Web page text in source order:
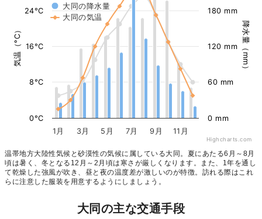
気温（°C） 降水量（mm）
大同の降水量
大同の気温
1月 3月 5月 7月 9月 11月
0°C
8°C
16°C
24°C
0 mm
60 mm
120 mm
180 mm
Highcharts.com
温帯地方大陸性気候と砂漠性の気候に属している大同。夏にあたる6月～8月
頃は暑く、冬となる12月～2月頃は寒さが厳しくなります。また、1年を通し
て乾燥した強風が吹き、昼と夜の温度差が激しいのが特徴。訪れる際はこれ
らに注意した服装を用意するようにしましょう。
大同の主な交通手段